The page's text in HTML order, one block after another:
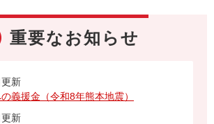
重要なお知らせ
新
義援金（令和8年熊本地震）
新